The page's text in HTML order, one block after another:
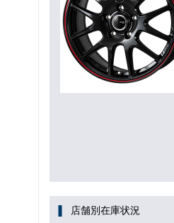
店舗別在庫状況